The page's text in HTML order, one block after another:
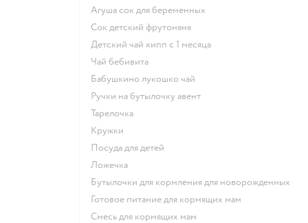
агуша сок для беременных
сок детский фрутоняня
детский чай хипп с 1 месяца
чай бебивита
бабушкино лукошко чай
ручки на бутылочку авент
тарелочка
кружки
посуда для детей
ложечка
бутылочки для кормления для новорожденных
готовое питание для кормящих мам
смесь для кормящих мам